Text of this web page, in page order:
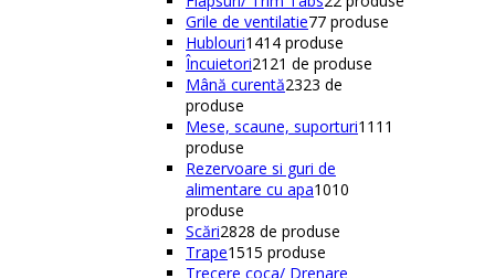
Grile de ventilatie77 produse
Hublouri1414 produse
Încuietori21 21 de produse
Mână curentă2323 de
produse
Mese, scaune, suporturi11 11
produse
Rezervoare si guri de
alimentare cu apa1010
produse
Scări2828 de produse
Trape1515 produse
Trecere coca/ Drenare